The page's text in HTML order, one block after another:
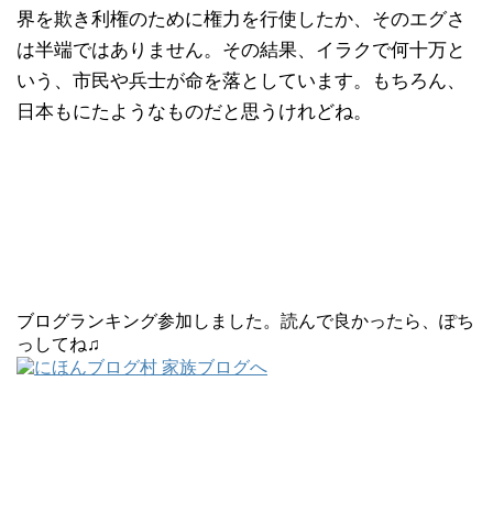
界を欺き利権のために権力を行使したか、そのエグさ
は半端ではありません。その結果、イラクで何十万と
いう、市民や兵士が命を落としています。もちろん、
日本もにたようなものだと思うけれどね。
ブログランキング参加しました。読んで良かったら、ぽち
っしてね♫